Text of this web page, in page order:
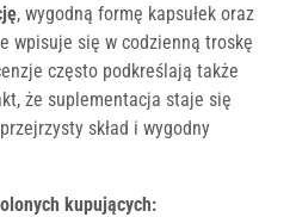
, wygodną formę kapsułek oraz
wpisuje się w codzienną troskę
często podkreślają także
że suplementacja staje się
skład i wygodny
kupujących: